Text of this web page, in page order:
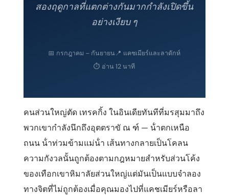
สองฤดูกาลที่แตกต่างกันมากกําลังเปิดขึ้น
อย่างเงียบ ๆ
📅 กรกฎาคม – กันยายน📍 แคชเมียร์และลาดักห์
⏱ อ่าน 12 นาที
คนส่วนใหญ่ตัด เทรคกิ้ง ในอินเดียทันทีที่มรสุมมาถึง
พวกเขากําลังนึกถึงอุตตราขั ณ ฑ์ — น้ําตกเหนือ
ถนน น้ําท่วมข้ามแม่น้ํา เส้นทางกลายเป็นโคลน
ความกังวลนั้นถูกต้องตามกฎหมายสําหรับส่วนโค้ง
ของเทือกเขาหิมาลัยส่วนใหญ่แต่มันเป็นแบบจําลอง
ทางจิตที่ไม่ถูกต้องเมื่อคุณมองไปที่แคชเมียร์หรือลา